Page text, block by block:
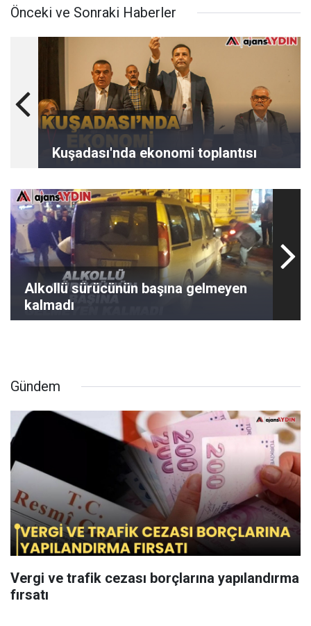
Önceki ve Sonraki Haberler
Kuşadası'nda ekonomi toplantısı
Alkollü sürücünün başına gelmeyen
kalmadı
Gündem
Vergi ve trafik cezası borçlarına yapılandırma
fırsatı